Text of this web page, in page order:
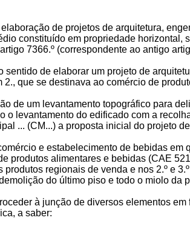
de projetos de arquitetura,
constituído em propriedade horizontal,
7366.º (correspondente ao antigo
de elaborar um projeto de
que se destinava ao comércio de
de um levantamento topográfico para
o levantamento do edificado com a
... (CM...) a proposta inicial do projeto
e estabelecimento de bebidas em
produtos alimentares e bebidas (CAE
regionais de venda e nos 2.º e
do último piso e todo o miolo da
à junção de diversos elementos
a saber: